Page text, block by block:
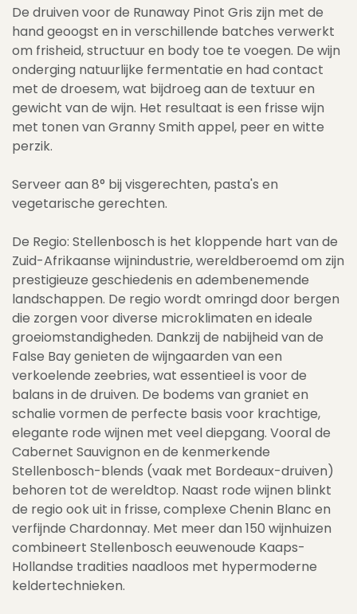
De druiven voor de Runaway Pinot Gris zijn met de
hand geoogst en in verschillende batches verwerkt
om frisheid, structuur en body toe te voegen. De wijn
onderging natuurlijke fermentatie en had contact
met de droesem, wat bijdroeg aan de textuur en
gewicht van de wijn. Het resultaat is een frisse wijn
met tonen van Granny Smith appel, peer en witte
perzik.
Serveer aan 8° bij visgerechten, pasta's en
vegetarische gerechten.
De Regio: Stellenbosch is het kloppende hart van de
Zuid-Afrikaanse wijnindustrie, wereldberoemd om zijn
prestigieuze geschiedenis en adembenemende
landschappen. De regio wordt omringd door bergen
die zorgen voor diverse microklimaten en ideale
groeiomstandigheden. Dankzij de nabijheid van de
False Bay genieten de wijngaarden van een
verkoelende zeebries, wat essentieel is voor de
balans in de druiven. De bodems van graniet en
schalie vormen de perfecte basis voor krachtige,
elegante rode wijnen met veel diepgang. Vooral de
Cabernet Sauvignon en de kenmerkende
Stellenbosch-blends (vaak met Bordeaux-druiven)
behoren tot de wereldtop. Naast rode wijnen blinkt
de regio ook uit in frisse, complexe Chenin Blanc en
verfijnde Chardonnay. Met meer dan 150 wijnhuizen
combineert Stellenbosch eeuwenoude Kaaps-
Hollandse tradities naadloos met hypermoderne
keldertechnieken.